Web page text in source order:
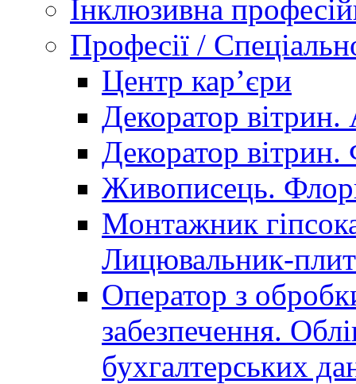
Інклюзивна
Професії /
Центр кар’єри
Декоратор вітрин.
Декоратор вітрин.
Живописець.
Монтажник
Лицювальник-
Оператор з
забезпечення.
бухгалтерських